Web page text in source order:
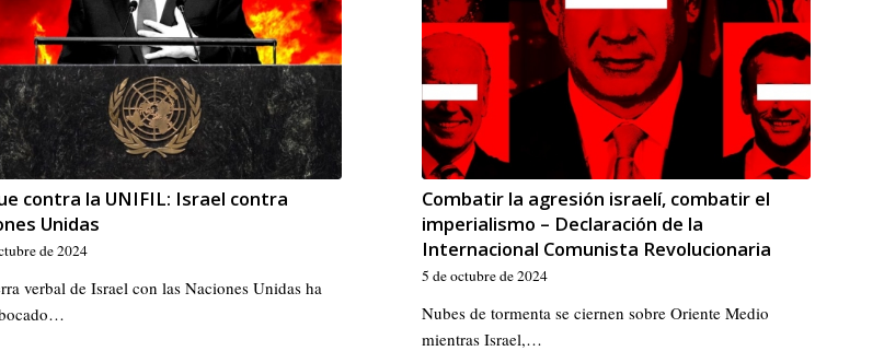
contra la UNIFIL: Israel contra
Unidas
de 2024
verbal de Israel con las Naciones Unidas ha
Combatir la agresión israelí, combatir el
imperialismo – Declaración de la
Internacional Comunista Revolucionaria
5 de octubre de 2024
Nubes de tormenta se ciernen sobre Oriente Medio
mientras Israel,…